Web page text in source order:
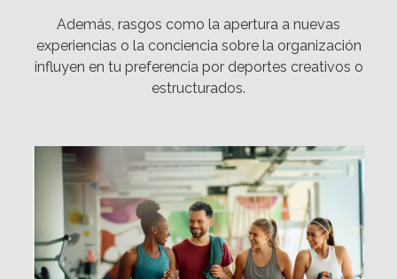
Además, rasgos como la apertura a nuevas
experiencias o la conciencia sobre la organización
influyen en tu preferencia por deportes creativos o
estructurados.